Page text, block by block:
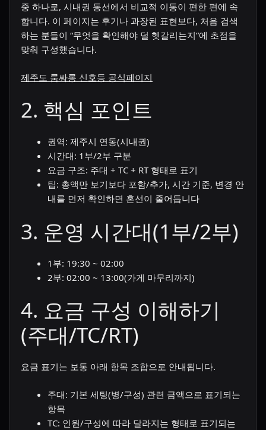
중 하나로, 시내권 동선에서 비교적 이동이 편한 편에 속
합니다. 이 페이지는 후기나 과장된 표현보다, 처음 검색
하는 분들이 “무엇을 확인해야 덜 헷갈리는지”에 초점을
맞춰 구성했습니다.
제주도 룸싸롱 신호등 공식페이지
2. 핵심 포인트
권역: 제주시 연동(시내권)
시간대: 1부/2부 구분
요금 구조: 주대 + TC + RT 형태로 표기
팁: 총액만 보기보다 포함/추가, 시간 기준, 변경 안
내를 먼저 확인하면 혼선이 줄어듭니다
3. 운영 시간대(1부/2부)
1부: 19:30 ~ 02:00
2부: 02:00 ~ 13:00(가게 마무리까지)
4. 요금 구성 이해하기
(주대/TC/RT)
요금 표기는 보통 아래 항목 조합으로 안내됩니다.
주대: 기본 세팅(병/구성) 관련 금액으로 표기되는
항목
TC: 인원/구성에 따라 달라지는 형태로 표기되는